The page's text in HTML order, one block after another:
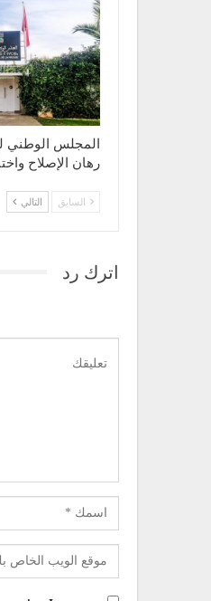
المجلس الوطني
رهان الإصلاح
السابق التالي
اترك رد